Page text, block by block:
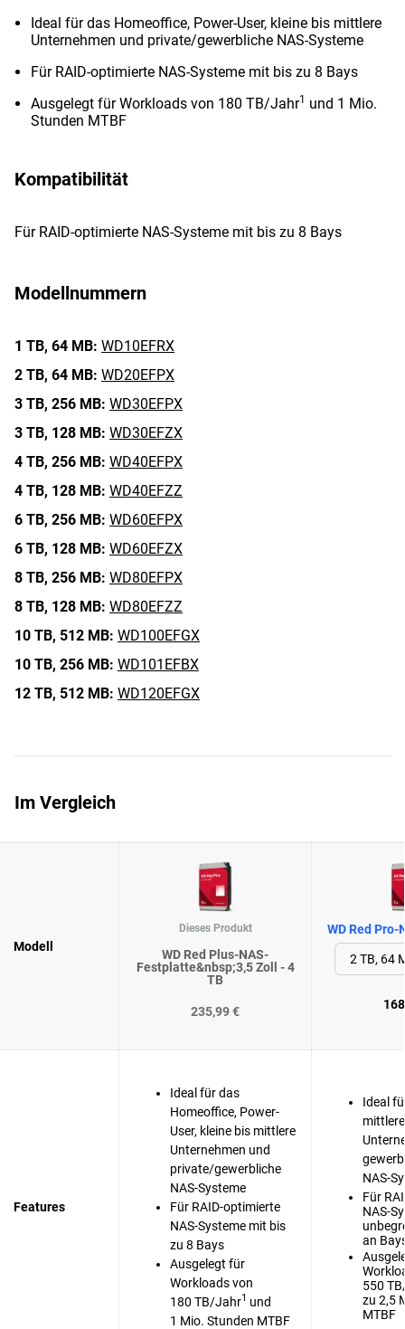
Ideal für das Homeoffice, Power-User, kleine bis mittlere
Unternehmen und private/gewerbliche NAS-Systeme
Für RAID-optimierte NAS-Systeme mit bis zu 8 Bays
Ausgelegt für Workloads von 180 TB/Jahr1
und 1 Mio.
Stunden MTBF
Kompatibilität
Für RAID-optimierte NAS-Systeme mit bis zu 8 Bays
Modellnummern
1 TB, 64 MB: WD10EFRX
2 TB, 64 MB: WD20EFPX
3 TB, 256 MB: WD30EFPX
3 TB, 128 MB: WD30EFZX
4 TB, 256 MB: WD40EFPX
4 TB, 128 MB: WD40EFZZ
6 TB, 256 MB: WD60EFPX
6 TB, 128 MB: WD60EFZX
8 TB, 256 MB: WD80EFPX
8 TB, 128 MB: WD80EFZZ
10 TB, 512 MB: WD100EFGX
10 TB, 256 MB: WD101EFBX
12 TB, 512 MB: WD120EFGX
Im Vergleich
Modell
Dieses Produkt
WD Red Plus-NAS-
Festplatte&nbsp;3,5 Zoll - 4
TB
235,99 €
WD Red
Features
Ideal für das
Homeoffice, Power-
User, kleine bis mittlere
Unternehmen und
private/gewerbliche
NAS-Systeme
Für RAID-optimierte
NAS-Systeme mit bis
zu 8 Bays
Ausgelegt für
Workloads von
180 TB/Jahr1 und
1 Mio. Stunden MTBF
Ideal
NAS-
Für
NAS-
an
550
zu 2,5
MTBF